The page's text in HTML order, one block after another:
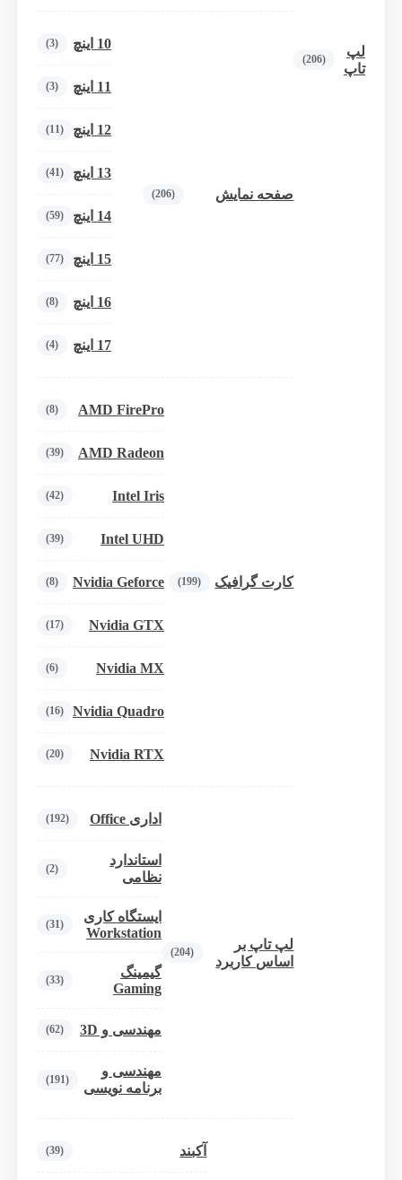
لپ
تاپ
(206)
صفحه نمایش (206)
10 اینچ (3)
11 اینچ (3)
12 اینچ (11)
13 اینچ (41)
14 اینچ (59)
15 اینچ (77)
16 اینچ (8)
17 اینچ (4)
کارت گرافیک (199)
AMD FirePro
(8)
AMD Radeon
(39)
Intel Iris
(42)
Intel UHD
(39)
Nvidia Geforce
(8)
Nvidia GTX
(17)
Nvidia MX
(6)
Nvidia Quadro
(16)
Nvidia RTX
(20)
لپ تاپ بر
اساس کاربرد
(204)
اداری Office (192)
استاندارد
نظامی
(2)
ایستگاه کاری
Workstation
(31)
گیمینگ
Gaming
(33)
مهندسی و 3D (62)
مهندسی و
برنامه نویسی
(191)
آکبند (39)